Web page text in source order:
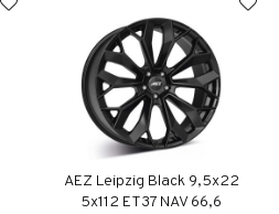
AEZ Leipzig Black 9,5x22
5x112 ET37 NAV 66,6